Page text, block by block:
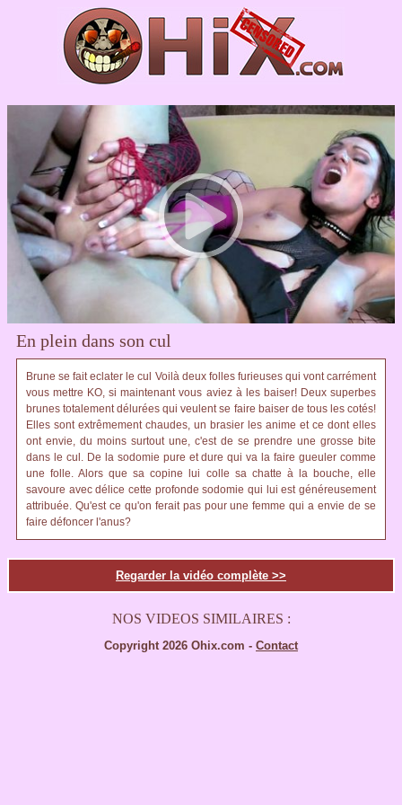
En plein dans son cul
Brune se fait eclater le cul Voilà deux folles furieuses qui vont carrément
vous mettre KO, si maintenant vous aviez à les baiser! Deux superbes
brunes totalement délurées qui veulent se faire baiser de tous les cotés!
Elles sont extrêmement chaudes, un brasier les anime et ce dont elles
ont envie, du moins surtout une, c'est de se prendre une grosse bite
dans le cul. De la sodomie pure et dure qui va la faire gueuler comme
une folle. Alors que sa copine lui colle sa chatte à la bouche, elle
savoure avec délice cette profonde sodomie qui lui est généreusement
attribuée. Qu'est ce qu'on ferait pas pour une femme qui a envie de se
faire défoncer l'anus?
Regarder la vidéo complète >>
NOS VIDEOS SIMILAIRES :
Copyright 2026 Ohix.com - Contact